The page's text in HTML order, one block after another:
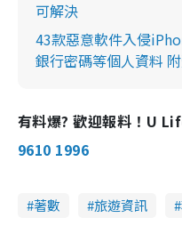
可解決
43款惡意軟件入侵
銀行密碼等個人資料
有料爆? 歡迎報料！U
9610 1996
著數 旅遊資訊